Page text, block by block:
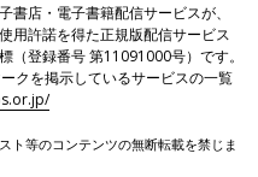
書店・電子書籍配信サービスが、
用許諾を得た正規版配信サービス
（登録番号 第11091000号）です。
クを掲示しているサービスの一覧
ト等のコンテンツの無断転載を禁じま